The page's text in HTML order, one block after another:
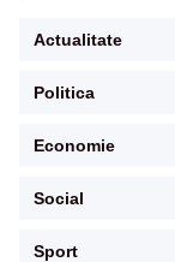
Actualitate
Politica
Economie
Social
Sport